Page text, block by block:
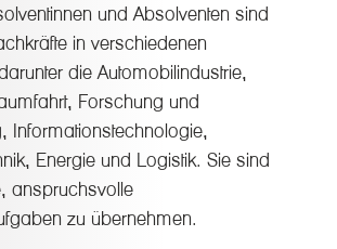
und Absolventen sind
in verschiedenen
die Automobilindustrie,
Forschung und
Informationstechnologie,
Energie und Logistik. Sie sind
anspruchsvolle
zu übernehmen.